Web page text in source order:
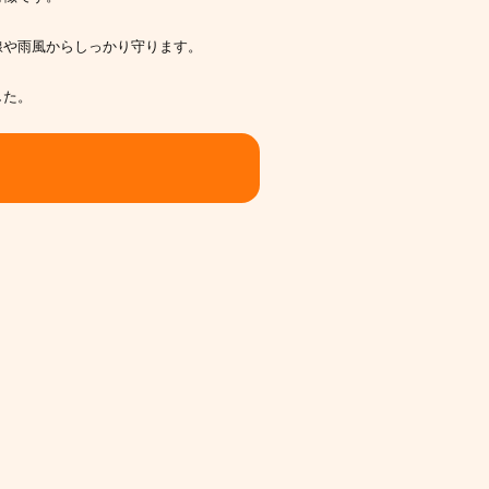
雨風からしっかり守ります。
。